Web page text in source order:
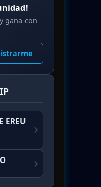
gana con
EREU